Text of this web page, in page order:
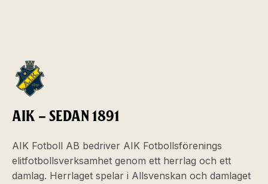
AIK – SEDAN 1891
AIK Fotboll AB bedriver AIK Fotbollsförenings
elitfotbollsverksamhet genom ett herrlag och ett
damlag. Herrlaget spelar i Allsvenskan och damlaget